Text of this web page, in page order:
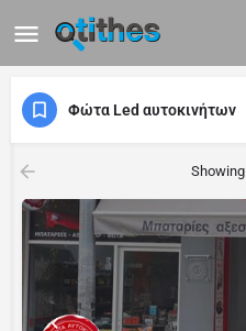
Φώτα Led αυτοκινήτων
Showing